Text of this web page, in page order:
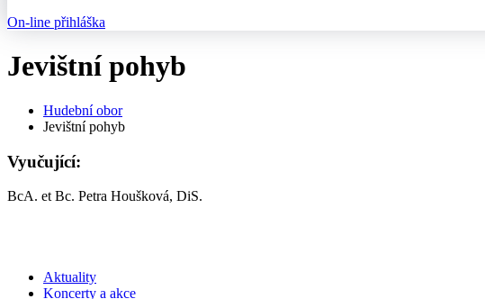
On-line přihláška
Jevištní pohyb
Hudební obor
Jevištní pohyb
Vyučující:
BcA. et Bc. Petra Houšková, DiS.
Aktuality
Koncerty a akce